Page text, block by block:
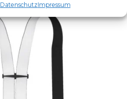
DatenschutzImpressum